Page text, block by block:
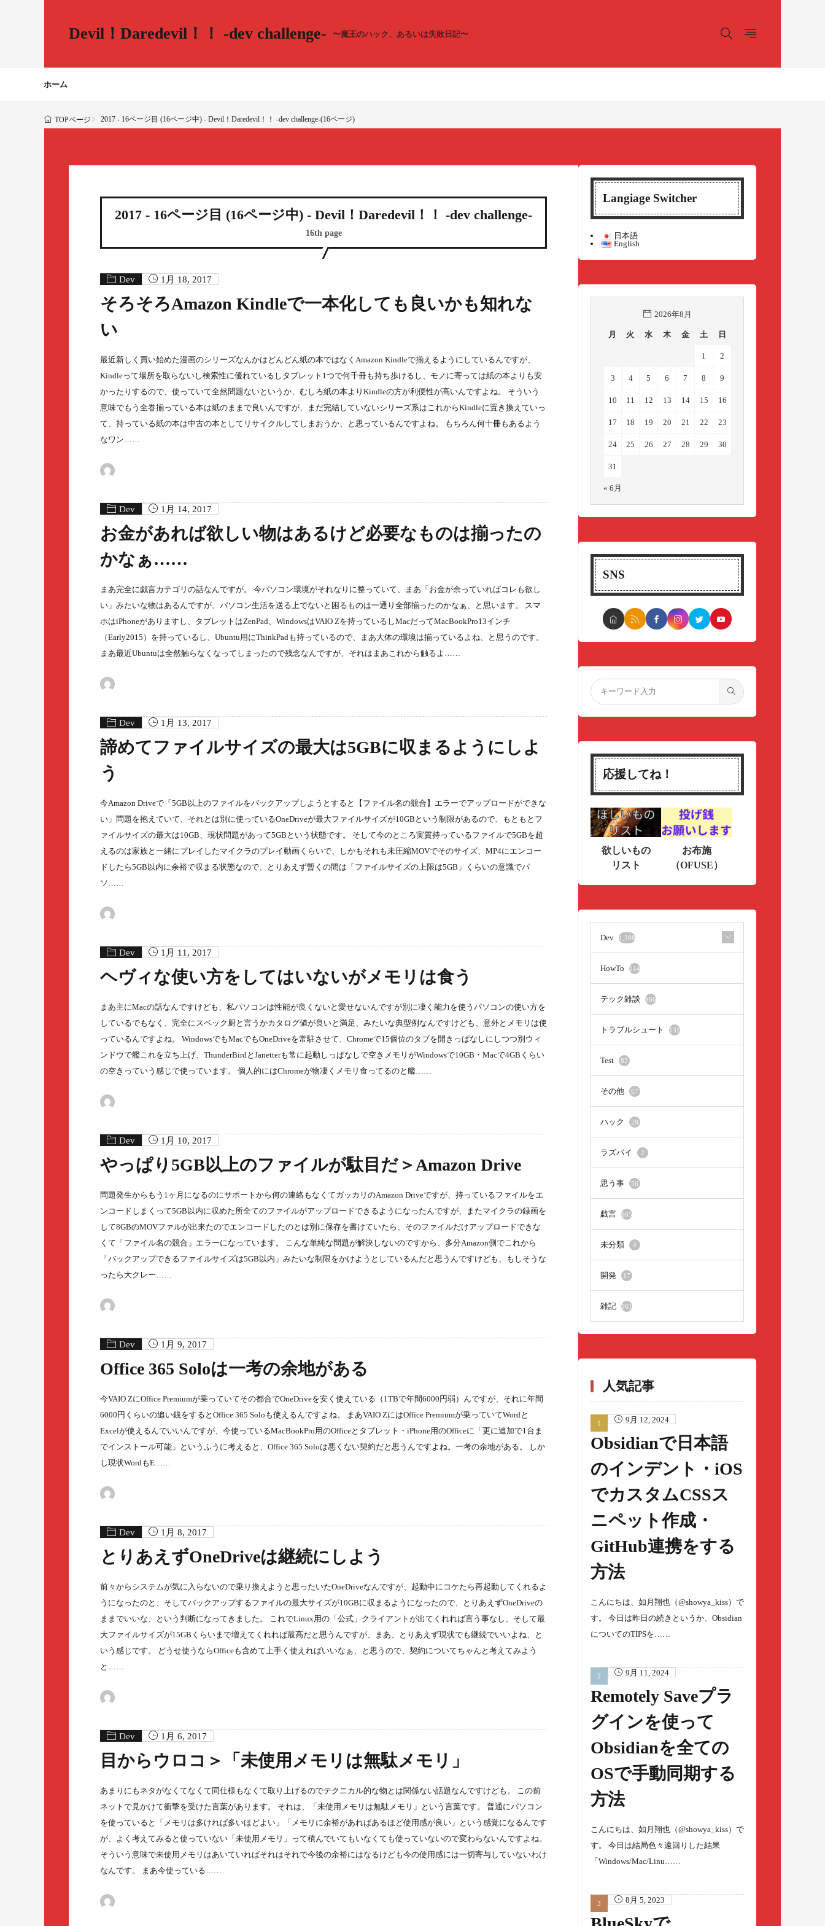
Devil！Daredevil！！ -dev challenge- 〜魔王のハック、あるいは失敗日記〜
ホーム
TOPページ 2017 - 16ページ目 (16ページ中) - Devil！Daredevil！！ -dev challenge-(16ページ)
2017 - 16ページ目 (16ページ中) - Devil！Daredevil！！ -dev challenge-
16th page
Dev 1月 18, 2017
そろそろAmazon Kindleで一本化しても良いかも知れな
い
最近新しく買い始めた漫画のシリーズなんかはどんどん紙の本ではなくAmazon Kindleで揃えるようにしているんですが、
Kindleって場所を取らないし検索性に優れているしタブレット1つで何千冊も持ち歩けるし、モノに寄っては紙の本よりも安
かったりするので、使っていて全然問題ないというか、むしろ紙の本よりKindleの方が利便性が高いんですよね。 そういう
意味でもう全巻揃っている本は紙のままで良いんですが、まだ完結していないシリーズ系はこれからKindleに置き換えていっ
て、持っている紙の本は中古の本としてリサイクルしてしまおうか、と思っているんですよね。 もちろん何十冊もあるよう
なワン……
Dev 1月 14, 2017
お金があれば欲しい物はあるけど必要なものは揃ったの
かなぁ……
まあ完全に戯言カテゴリの話なんですが。 今パソコン環境がそれなりに整っていて、まあ「お金が余っていればコレも欲し
い」みたいな物はあるんですが、パソコン生活を送る上でないと困るものは一通り全部揃ったのかなぁ、と思います。 スマ
ホはiPhoneがありますし、タブレットはZenPad、WindowsはVAIO Zを持っているしMacだってMacBookPro13インチ
（Early2015）を持っているし、Ubuntu用にThinkPadも持っているので、まあ大体の環境は揃っているよね、と思うのです。
まあ最近Ubuntuは全然触らなくなってしまったので残念なんですが、それはまあこれから触るよ……
Dev 1月 13, 2017
諦めてファイルサイズの最大は5GBに収まるようにしよ
う
今Amazon Driveで「5GB以上のファイルをバックアップしようとすると【ファイル名の競合】エラーでアップロードができな
い」問題を抱えていて、それとは別に使っているOneDriveが最大ファイルサイズが10GBという制限があるので、もともとフ
ァイルサイズの最大は10GB、現状問題があって5GBという状態です。 そして今のところ実質持っているファイルで5GBを超
えるのは家族と一緒にプレイしたマイクラのプレイ動画くらいで、しかもそれも未圧縮MOVでそのサイズ、MP4にエンコー
ドしたら5GB以内に余裕で収まる状態なので、とりあえず暫くの間は「ファイルサイズの上限は5GB」くらいの意識でパ
ソ……
Dev 1月 11, 2017
ヘヴィな使い方をしてはいないがメモリは食う
まあ主にMacの話なんですけども、私パソコンは性能が良くないと愛せないんですが別に凄く能力を使うパソコンの使い方を
しているでもなく、完全にスペック厨と言うかカタログ値が良いと満足、みたいな典型例なんですけども、意外とメモリは使
っているんですよね。 WindowsでもMacでもOneDriveを常駐させて、Chromeで15個位のタブを開きっぱなしにしつつ別ウィ
ンドウで艦これを立ち上げ、ThunderBirdとJanetterも常に起動しっぱなしで空きメモリがWindowsで10GB・Macで4GBくらい
の空きっていう感じで使っています。 個人的にはChromeが物凄くメモリ食ってるのと艦……
Dev 1月 10, 2017
やっぱり5GB以上のファイルが駄目だ＞Amazon Drive
問題発生からもう1ヶ月になるのにサポートから何の連絡もなくてガッカリのAmazon Driveですが、持っているファイルをエ
ンコードしまくって5GB以内に収めた所全てのファイルがアップロードできるようになったんですが、またマイクラの録画を
して8GBのMOVファルが出来たのでエンコードしたのとは別に保存を書けていたら、そのファイルだけアップロードできな
くて「ファイル名の競合」エラーになっています。 こんな単純な問題が解決しないのですから、多分Amazon側でこれから
「バックアップできるファイルサイズは5GB以内」みたいな制限をかけようとしているんだと思うんですけども、もしそうな
ったら大クレー……
Dev 1月 9, 2017
Office 365 Soloは一考の余地がある
今VAIO ZにOffice Premiumが乗っていてその都合でOneDriveを安く使えている（1TBで年間6000円弱）んですが、それに年間
6000円くらいの追い銭をするとOffice 365 Soloも使えるんですよね。 まあVAIO ZにはOffice Premiumが乗っていてWordと
Excelが使えるんでいいんですが、今使っているMacBookPro用のOfficeとタブレット・iPhone用のOfficeに「更に追加で1台ま
でインストール可能」というふうに考えると、Office 365 Soloは悪くない契約だと思うんですよね。一考の余地がある。 しか
し現状WordもE……
Dev 1月 8, 2017
とりあえずOneDriveは継続にしよう
前々からシステムが気に入らないので乗り換えようと思ったいたOneDriveなんですが、起動中にコケたら再起動してくれるよ
うになったのと、そしてバックアップするファイルの最大サイズが10GBに収まるようになったので、とりあえずOneDriveの
ままでいいな、という判断になってきました。 これでLinux用の「公式」クライアントが出てくれれば言う事なし、そして最
大ファイルサイズが15GBくらいまで増えてくれれば最高だと思うんですが、まあ、とりあえず現状でも継続でいいよね、と
いう感じです。 どうせ使うならOfficeも含めて上手く使えればいいなぁ、と思うので、契約についてちゃんと考えてみよう
と……
Dev 1月 6, 2017
目からウロコ＞「未使用メモリは無駄メモリ」
あまりにもネタがなくてなくて同仕様もなくて取り上げるのでテクニカル的な物とは関係ない話題なんですけども。 この前
ネットで見かけて衝撃を受けた言葉があります。 それは、「未使用メモリは無駄メモリ」という言葉です。 普通にパソコン
を使っていると「メモリは多ければ多いほどよい」「メモリに余裕があればあるほど使用感が良い」という感覚になるんです
が、よく考えてみると使っていない「未使用メモリ」って積んでいてもいなくても使っていないので変わらないんですよね。
そういう意味で未使用メモリはあいていればそれはそれで今後の余裕にはなるけども今の使用感には一切寄与していないわけ
なんです。 まあ今使っている……
Langiage Switcher
日本語
English
2026年8月
月 火 水 木 金 土 日
1 2
3 4 5 6 7 8 9
10 11 12 13 14 15 16
17 18 19 20 21 22 23
24 25 26 27 28 29 30
31
« 6月
SNS
応援してね！
欲しいもの
リスト
お布施
（OFUSE）
Dev 1,288
HowTo 114
テック雑談 966
トラブルシュート 131
Test 82
その他 67
ハック 28
ラズパイ 2
思う事 56
戯言 965
未分類 4
開発 17
雑記 161
人気記事
9月 12, 2024
Obsidianで日本語
のインデント・iOS
でカスタムCSSス
ニペット作成・
GitHub連携をする
方法
こんにちは、如月翔也（@showya_kiss）で
す。 今日は昨日の続きというか、Obsidian
についてのTIPSを……
9月 11, 2024
Remotely Saveプラ
グインを使って
Obsidianを全ての
OSで手動同期する
方法
こんにちは、如月翔也（@showya_kiss）で
す。 今日は結局色々遠回りした結果
「Windows/Mac/Linu……
8月 5, 2023